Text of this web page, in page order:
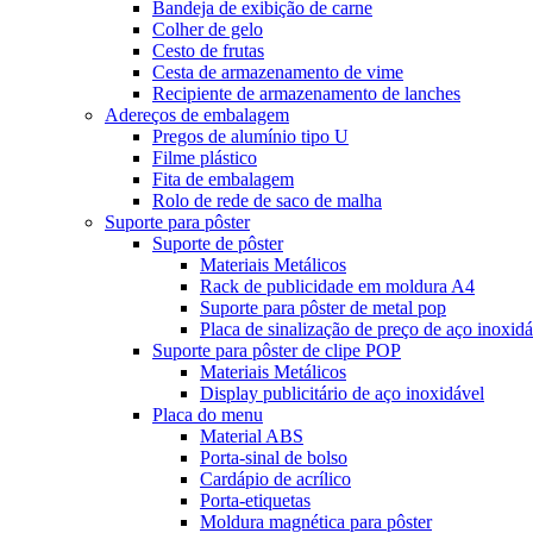
Bandeja de exibição de carne
Colher de gelo
Cesto de frutas
Cesta de armazenamento de vime
Recipiente de armazenamento de lanches
Adereços de embalagem
Pregos de alumínio tipo U
Filme plástico
Fita de embalagem
Rolo de rede de saco de malha
Suporte para pôster
Suporte de pôster
Materiais Metálicos
Rack de publicidade em moldura A4
Suporte para pôster de metal pop
Placa de sinalização de preço de aço
Suporte para pôster de clipe POP
Materiais Metálicos
Display publicitário de aço inoxidável
Placa do menu
Material ABS
Porta-sinal de bolso
Cardápio de acrílico
Porta-etiquetas
Moldura magnética para pôster